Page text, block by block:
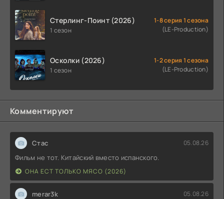
Стерлинг-Поинт (2026)
1 сезон
1-8 серия 1 сезона
(LE-Production)
Осколки (2026)
1 сезон
1-2 серия 1 сезона
(LE-Production)
Комментируют
Стас 05.08.26
Фильм не тот. Китайский вместо испанского.
ОНА ЕСТ ТОЛЬКО МЯСО (2026)
merar3k 05.08.26